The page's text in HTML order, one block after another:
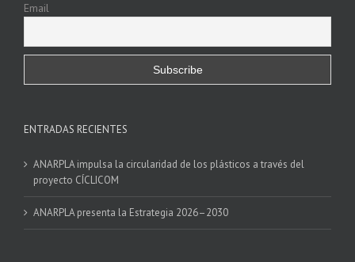
Email
ENTRADAS RECIENTES
ANARPLA impulsa la circularidad de los plásticos a través del
proyecto CÍCLICOM
ANARPLA presenta la Estrategia 2026–2030